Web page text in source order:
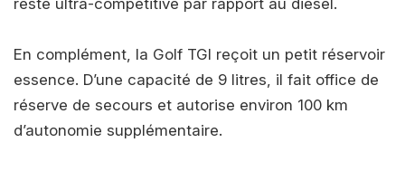
En complément, la Golf TGI reçoit un petit réservoir
essence. D’une capacité de 9 litres, il fait office de
réserve de secours et autorise environ 100 km
d’autonomie supplémentaire.